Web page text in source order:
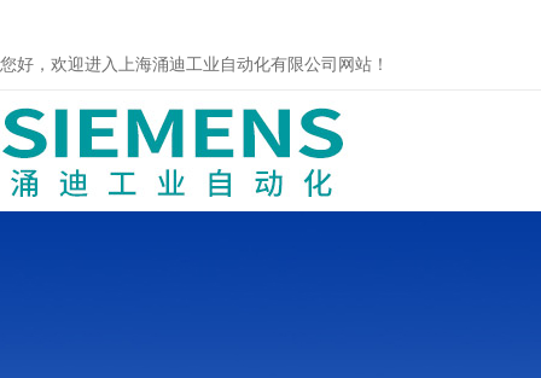
您好，欢迎进入上海涌迪工业自动化有限公司网站！